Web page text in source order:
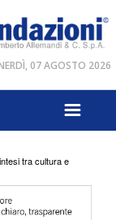
07 AGOSTO 2026
tra cultura e